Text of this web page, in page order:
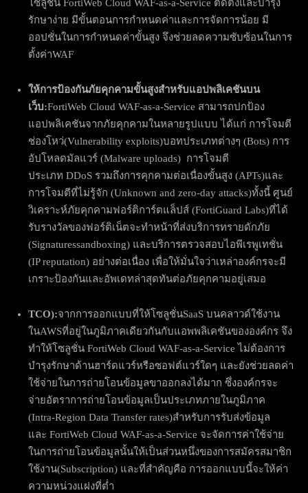
โซลูชั่น FortiWeb Cloud WAF-as-a-Service ติดตั้งและบำรุง
รักษาง่าย มีขั้นตอนการกำหนดค่าและการจัดการน้อย มี
ออปชั่นในการกำหนดค่าขั้นสูง จึงช่วยลดความซับซ้อนในการ
ตั้งค่าWAF
ให้การป้องกันภัยคุกคามขั้นสูงสำหรับแอปพลิเคชันบน
เว็บ:FortiWeb Cloud WAF-as-a-Service สามารถปกป้อง
แอปพลิเคชันจากภัยคุกคามในหลายรูปแบบ ได้แก่ การโจมตี
ช่องโหว่(Vulnerability exploits)บอทประเภทต่างๆ (Bots) การ
อัปโหลดมัลแวร์ (Malware uploads) การโจมตี
ประเภท DDoS รวมถึงการคุกคามต่อเนื่องขั้นสูง (APTs)และ
การโจมตีที่ไม่รู้จัก (Unknown and zero-day attacks)ทั้งนี้ ศูนย์
วิเคราะห์ภัยคุกคามฟอร์ติการ์ตแล็ปส์ (FortiGuard Labs)ที่ได้
รับรางวัลของฟอร์ติเน็ตจะทำหน้าที่ส่งบริการทรายดักภัย
(Signaturessandboxing) และบริการตรวจสอบไอพีเรพูเทชั่น
(IP reputation) อย่างต่อเนื่อง เพื่อให้มั่นใจว่าเหล่าองค์กรจะมี
เกราะป้องกันและอัพเดทล่าสุดทันต่อภัยคุกคามอยู่เสมอ
TCO):จากการออกแบบที่ให้โซลูชั่นSaaS บนคลาวด์ใช้งาน
ในAWSที่อยู่ในภูมิภาคเดียวกันกับแอพพลิเคชันขององค์กร จึง
ทำให้โซลูชั่น FortiWeb Cloud WAF-as-a-Service ไม่ต้องการ
บำรุงรักษาด้านฮาร์ดแวร์หรือซอฟต์แวร์ใดๆ และยังช่วยลดค่า
ใช้จ่ายในการถ่ายโอนข้อมูลขาออกลงได้มาก ซึ่งองค์กรจะ
จ่ายอัตราการถ่ายโอนข้อมูลเป็นประเภทภายในภูมิภาค
(Intra-Region Data Transfer rates)สำหรับการรับส่งข้อมูล
และ FortiWeb Cloud WAF-as-a-Service จะจัดการค่าใช้จ่าย
ในการถ่ายโอนข้อมูลนั้นให้เป็นส่วนหนึ่งของการสมัครสมาชิก
ใช้งาน(Subscription) และที่สำคัญคือ การออกแบบนี้จะให้ค่า
ความหน่วงแฝงที่ต่ำ